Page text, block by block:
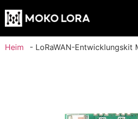
Heim - LoRaWAN-Entwicklungskit